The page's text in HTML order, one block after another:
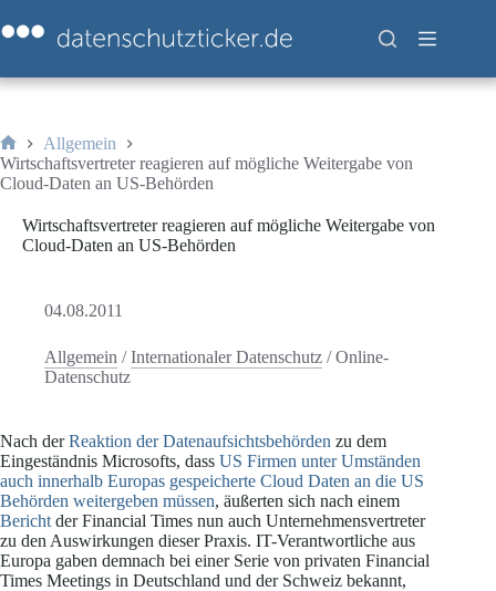
Inhalt
springen
Start
Allgemein
Wirtschaftsvertreter reagieren auf mögliche Weitergabe von
Cloud-Daten an US-Behörden
Wirtschaftsvertreter reagieren auf mögliche Weitergabe von
Cloud-Daten an US-Behörden
04.08.2011
Allgemein /Internationaler Datenschutz /Online-
Datenschutz
Nach derReaktion der Datenaufsichtsbehörden zu dem
Eingeständnis Microsofts, dass US Firmen unter Umständen
auch innerhalb Europas gespeicherte Cloud Daten an die US
Behörden weitergeben müssen, äußerten sich nach einem
Bericht der Financial Times nun auch Unternehmensvertreter
zu den Auswirkungen dieser Praxis. IT-Verantwortliche aus
Europa gaben demnach bei einer Serie von privaten Financial
Times Meetings in Deutschland und der Schweiz bekannt,